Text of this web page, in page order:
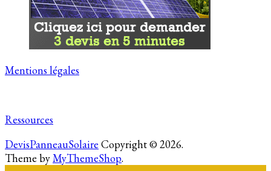
Mentions légales
Ressources
DevisPanneauSolaire Copyright © 2026.
Theme byMyThemeShop.